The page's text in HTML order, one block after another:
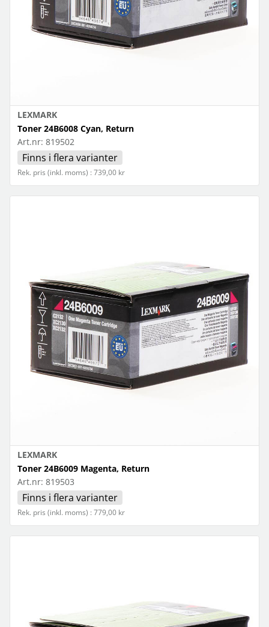
LEXMARK
Toner 24B6008 Cyan, Return
Art.nr: 819502
Finns i flera varianter
Rek. pris (inkl. moms) : 739,00 kr
LEXMARK
Toner 24B6009 Magenta, Return
Art.nr: 819503
Finns i flera varianter
Rek. pris (inkl. moms) : 779,00 kr